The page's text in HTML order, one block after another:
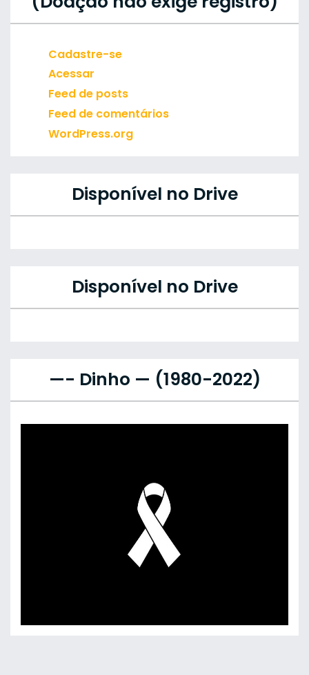
Cadastre-se
Acessar
Feed de posts
Feed de comentários
WordPress.org
Disponível no Drive
Disponível no Drive
—- Dinho — (1980-2022)